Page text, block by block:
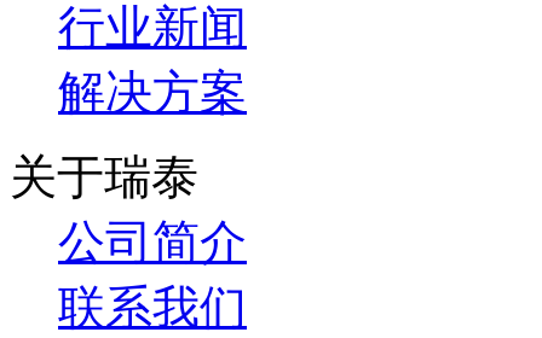
行业新闻
解决方案
关于瑞泰
公司简介
联系我们